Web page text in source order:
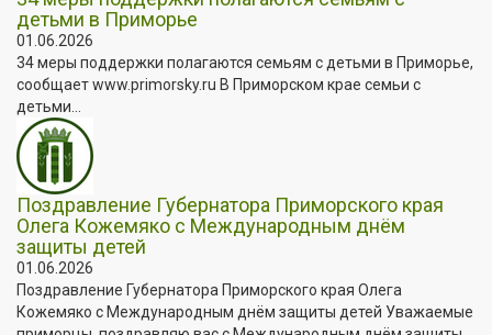
детьми в Приморье
01.06.2026
34 меры поддержки полагаются семьям с детьми в Приморье,
сообщает www.primorsky.ru В Приморском крае семьи с
детьми...
Поздравление Губернатора Приморского края
Олега Кожемяко с Международным днём
защиты детей
01.06.2026
Поздравление Губернатора Приморского края Олега
Кожемяко с Международным днём защиты детей Уважаемые